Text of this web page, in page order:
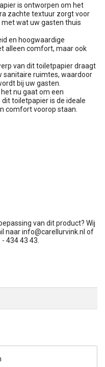
is ontworpen om het
zachte textuur zorgt voor
wat uw gasten thuis
en hoogwaardige
alleen comfort, maar ook
van dit toiletpapier draagt
sanitaire ruimtes, waardoor
bij uw gasten.
het nu gaat om een
toiletpapier is de ideale
comfort voorop staan.
van dit product? Wij
naarinfo@carellurvink.nl of
434 43 43.